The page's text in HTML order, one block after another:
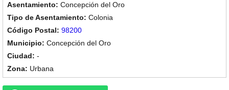
Concepción del Oro
Colonia
98200
Concepción del Oro
-
Urbana